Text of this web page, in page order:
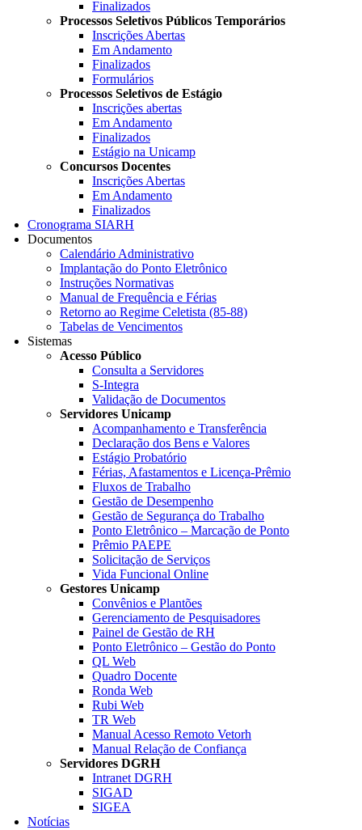
Finalizados
Processos Seletivos Públicos Temporários
Inscrições Abertas
Em Andamento
Finalizados
Formulários
Processos Seletivos de Estágio
Inscrições abertas
Em Andamento
Finalizados
Estágio na Unicamp
Concursos Docentes
Inscrições Abertas
Em Andamento
Finalizados
Cronograma SIARH
Documentos
Calendário Administrativo
Implantação do Ponto Eletrônico
Instruções Normativas
Manual de Frequência e Férias
Retorno ao Regime Celetista (85-88)
Tabelas de Vencimentos
Sistemas
Acesso Público
Consulta a Servidores
S-Integra
Validação de Documentos
Servidores Unicamp
Acompanhamento e Transferência
Declaração dos Bens e Valores
Estágio Probatório
Férias, Afastamentos e Licença-Prêmio
Fluxos de Trabalho
Gestão de Desempenho
Gestão de Segurança do Trabalho
Ponto Eletrônico – Marcação de Ponto
Prêmio PAEPE
Solicitação de Serviços
Vida Funcional Online
Gestores Unicamp
Convênios e Plantões
Gerenciamento de Pesquisadores
Painel de Gestão de RH
Ponto Eletrônico – Gestão do Ponto
QL Web
Quadro Docente
Ronda Web
Rubi Web
TR Web
Manual Acesso Remoto Vetorh
Manual Relação de Confiança
Servidores DGRH
Intranet DGRH
SIGAD
SIGEA
Notícias